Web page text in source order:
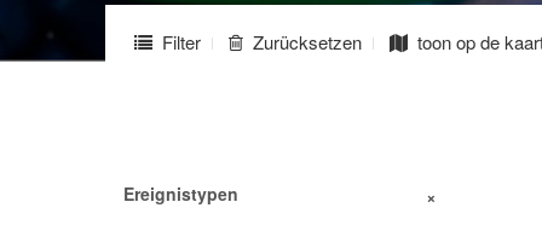
Filter Zurücksetzen toon op de
Ereignistypen +